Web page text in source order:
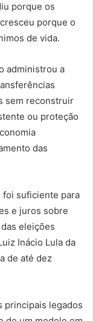
porque os
porque o
de vida.
administrou a
sem reconstruir
ou proteção
das
foi suficiente para
e juros sobre
eleições
Inácio Lula da
de até dez
principais legados